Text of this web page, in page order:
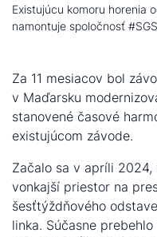
Za 11 mesiacov bol
v Maďarsku
stanovené časové
existujúcom závode.
Začalo sa v apríli 2024,
vonkajší priestor na
šesťtýždňového
linka. Súčasne
Existujúcu komoru horenia
namontuje spoločnosť